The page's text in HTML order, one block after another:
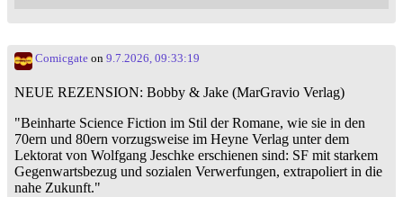
Comicgate on 9.7.2026, 09:33:19
NEUE REZENSION: Bobby & Jake (MarGravio Verlag)
"Beinharte Science Fiction im Stil der Romane, wie sie in den
70ern und 80ern vorzugsweise im Heyne Verlag unter dem
Lektorat von Wolfgang Jeschke erschienen sind: SF mit starkem
Gegenwartsbezug und sozialen Verwerfungen, extrapoliert in die
nahe Zukunft."